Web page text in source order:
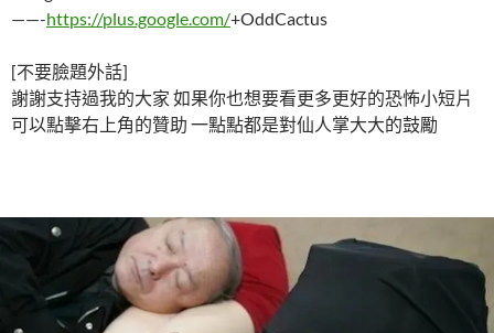
——-https://plus.google.com/+OddCactus
[不要臉題外話]
謝謝支持過我的大家 如果你也想要看更多更好的恐怖小短片
可以點擊右上角的贊助 一點點都是對仙人掌大大的鼓勵